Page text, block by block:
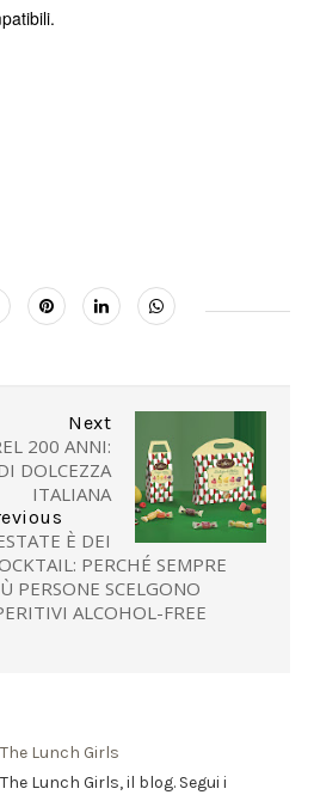
Next
200 ANNI:
DOLCEZZA
ITALIANA
È DEI
PERCHÉ SEMPRE
PERSONE SCELGONO
ALCOHOL-FREE
The Lunch Girls
The Lunch Girls, il blog. Segui i